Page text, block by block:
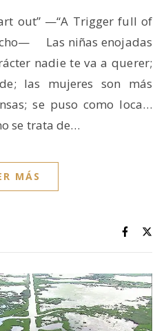
Las niñas enojadas
nadie te va a querer;
las mujeres son más
se puso como loca…
se trata de…
MÁS